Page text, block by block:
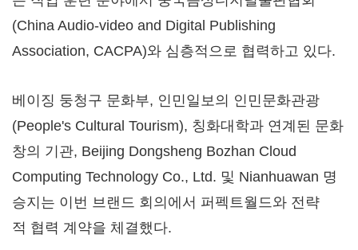
(China Audio-video and Digital Publishing
Association, CACPA)와 심층적으로 협력하고 있다.
베이징 둥청구 문화부, 인민일보의 인민문화관광
(People's Cultural Tourism), 칭화대학과 연계된 문화
창의 기관, Beijing Dongsheng Bozhan Cloud
Computing Technology Co., Ltd. 및 Nianhuawan 명
승지는 이번 브랜드 회의에서 퍼펙트월드와 전략
적 협력 계약을 체결했다.